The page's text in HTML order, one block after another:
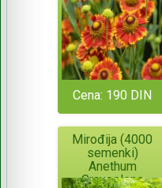
Cena: 190 DIN
Mirođija (4000
semenki)
Anethum
Graveolens